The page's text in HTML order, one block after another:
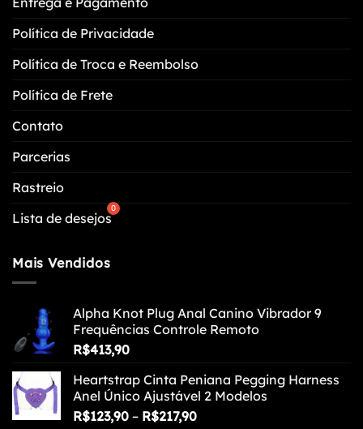
Política de Privacidade
Política de Troca e Reembolso
Política de Frete
Contato
Parcerias
Rastreio
Lista de desejos
Mais Vendidos
Alpha Knot Plug Anal Canino Vibrador 9
Frequências Controle Remoto
R$413,90
Heartstrap Cinta Peniana Pegging Harness
Anel Único Ajustável 2 Modelos
R$123,90 – R$217,90Faixa